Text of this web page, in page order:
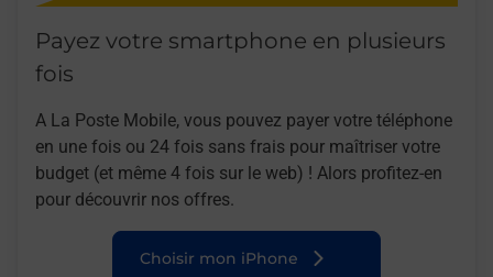
Payez votre smartphone en plusieurs
fois
A La Poste Mobile, vous pouvez payer votre téléphone
en une fois ou 24 fois sans frais pour maîtriser votre
budget (et même 4 fois sur le web) ! Alors profitez-en
pour découvrir nos offres.
Choisir mon iPhone